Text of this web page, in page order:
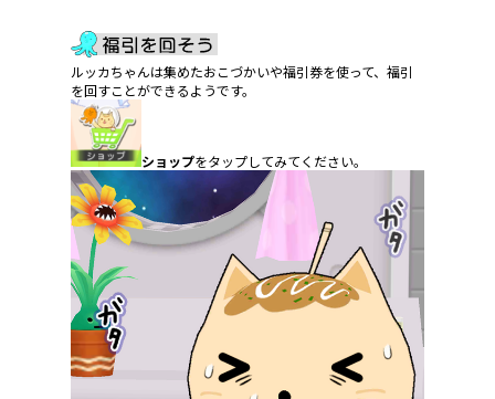
ルッカちゃんは集めたおこづかいや福引券を使って、福引
を回すことができるようです。
ショップをタップしてみてください。